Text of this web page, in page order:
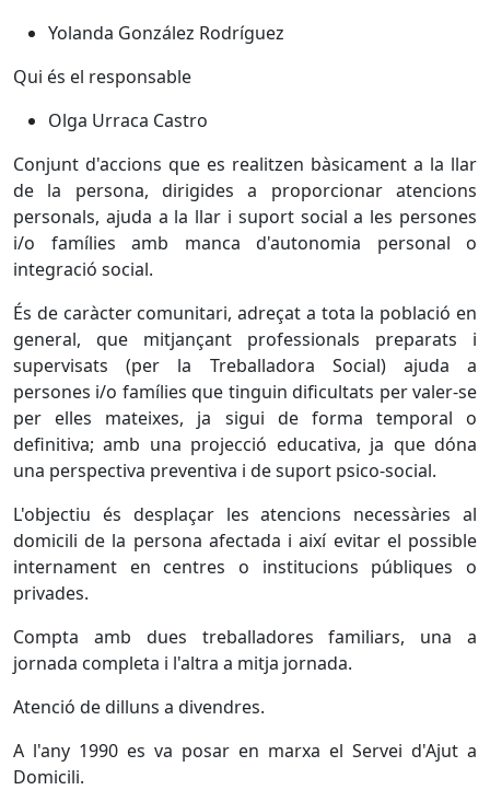
Yolanda González Rodríguez
Qui és el responsable
Olga Urraca Castro
Conjunt d'accions que es realitzen bàsicament a la llar
de la persona, dirigides a proporcionar atencions
personals, ajuda a la llar i suport social a les persones
i/o famílies amb manca d'autonomia personal o
integració social.
És de caràcter comunitari, adreçat a tota la població en
general, que mitjançant professionals preparats i
supervisats (per la Treballadora Social) ajuda a
persones i/o famílies que tinguin dificultats per valer-se
per elles mateixes, ja sigui de forma temporal o
definitiva; amb una projecció educativa, ja que dóna
una perspectiva preventiva i de suport psico-social.
L'objectiu és desplaçar les atencions necessàries al
domicili de la persona afectada i així evitar el possible
internament en centres o institucions públiques o
privades.
Compta amb dues treballadores familiars, una a
jornada completa i l'altra a mitja jornada.
Atenció de dilluns a divendres.
A l'any 1990 es va posar en marxa el Servei d'Ajut a
Domicili.